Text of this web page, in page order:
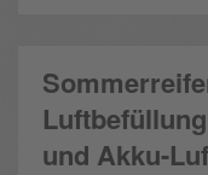
und Akku-